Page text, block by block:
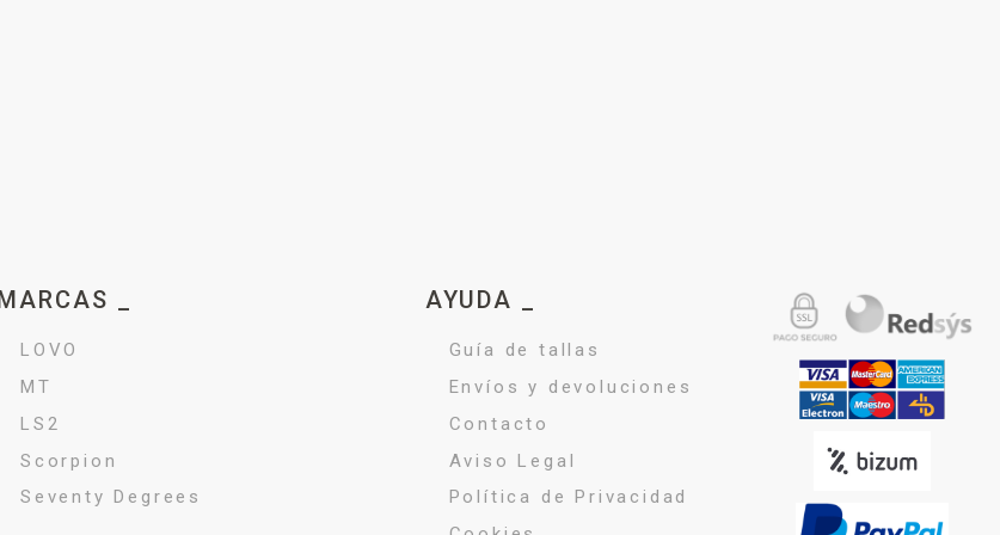
_
LOVO
MT
LS2
Scorpion
Seventy Degrees
AYUDA _
Guía de tallas
Envíos y devoluciones
Contacto
Aviso Legal
Política de Privacidad